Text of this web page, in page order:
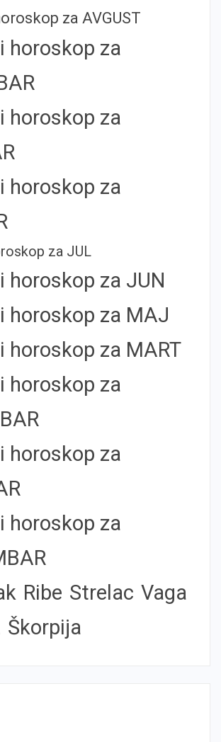
za AVGUST
horoskop za
horoskop za
horoskop za
za JUL
horoskop za JUN
horoskop za MAJ
horoskop za MART
horoskop za
horoskop za
horoskop za
Ribe Strelac Vaga
Škorpija